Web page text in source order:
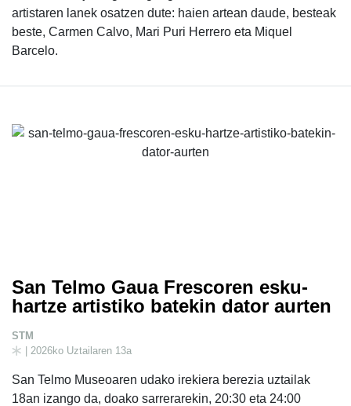
artistaren lanek osatzen dute: haien artean daude, besteak
beste, Carmen Calvo, Mari Puri Herrero eta Miquel
Barcelo.
San Telmo Gaua Frescoren esku-
hartze artistiko batekin dator aurten
STM
| 2026ko Uztailaren 13a
San Telmo Museoaren udako irekiera berezia uztailak
18an izango da, doako sarrerarekin, 20:30 eta 24:00